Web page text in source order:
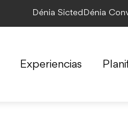
Dénia Sicted Dénia
Experiencias